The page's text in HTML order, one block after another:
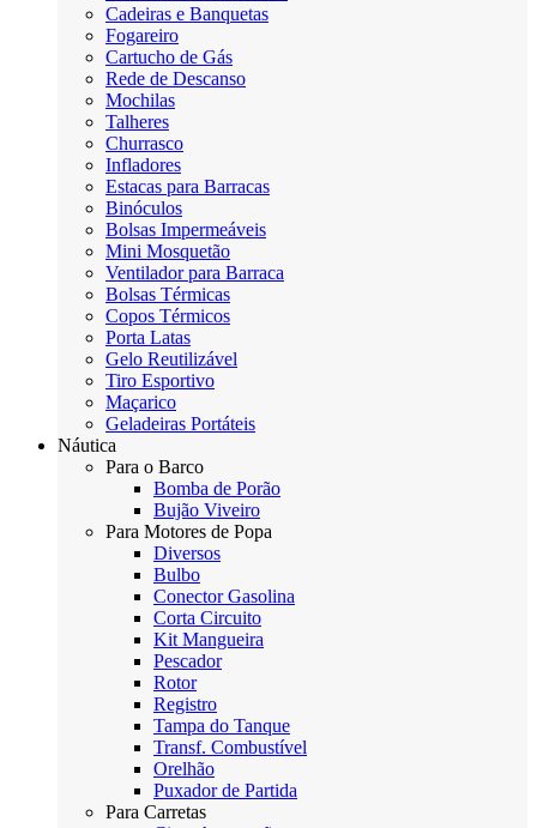
Cadeiras e Banquetas
Fogareiro
Cartucho de Gás
Rede de Descanso
Mochilas
Talheres
Churrasco
Infladores
Estacas para Barracas
Binóculos
Bolsas Impermeáveis
Mini Mosquetão
Ventilador para Barraca
Bolsas Térmicas
Copos Térmicos
Porta Latas
Gelo Reutilizável
Tiro Esportivo
Maçarico
Geladeiras Portáteis
Náutica
Para o Barco
Bomba de Porão
Bujão Viveiro
Para Motores de Popa
Diversos
Bulbo
Conector Gasolina
Corta Circuito
Kit Mangueira
Pescador
Rotor
Registro
Tampa do Tanque
Transf. Combustível
Orelhão
Puxador de Partida
Para Carretas